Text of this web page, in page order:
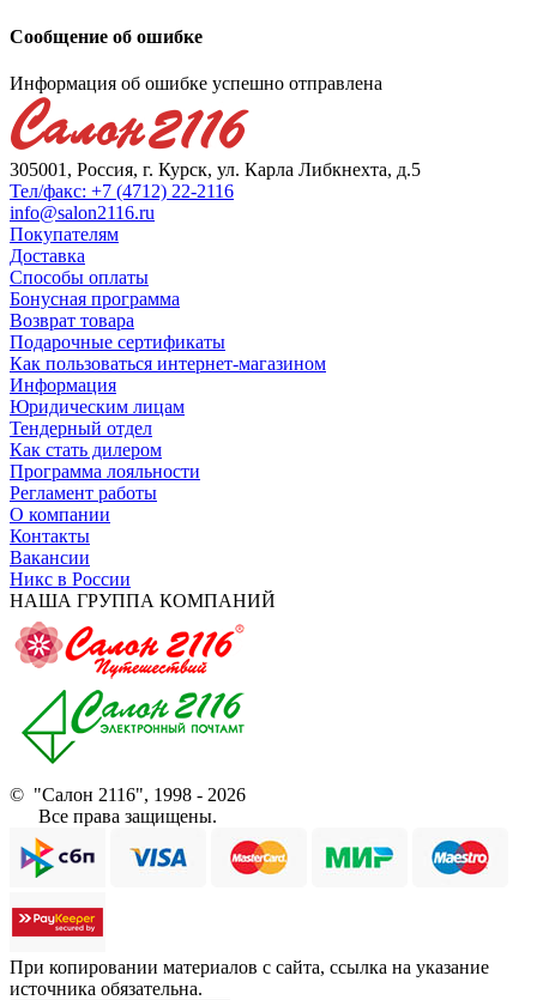
Сообщение об ошибке
Информация об ошибке успешно отправлена
305001, Россия, г. Курск, ул. Карла Либкнехта, д.5
Тел/факс: +7 (4712) 22-2116
info@salon2116.ru
Покупателям
Доставка
Способы оплаты
Бонусная программа
Возврат товара
Подарочные сертификаты
Как пользоваться интернет-магазином
Информация
Юридическим лицам
Тендерный отдел
Как стать дилером
Программа лояльности
Регламент работы
О компании
Контакты
Вакансии
Никс в России
НАША ГРУППА КОМПАНИЙ
© "Салон 2116", 1998 - 2026
Все права защищены.
При копировании материалов с сайта, ссылка на указание
источника обязательна.